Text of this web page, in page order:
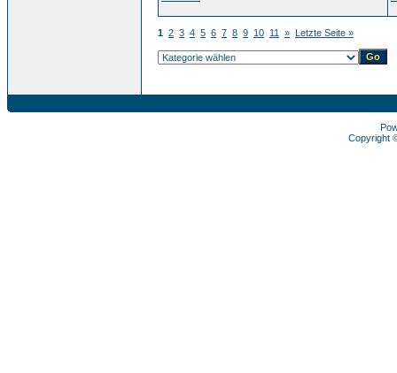
1 2 3 4 5 6 7 8 9 10 11 » Letzte Seite »
Copyright